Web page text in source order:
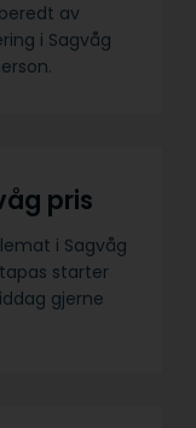
av
i Sagvåg
pris
i Sagvåg
starter
gjerne